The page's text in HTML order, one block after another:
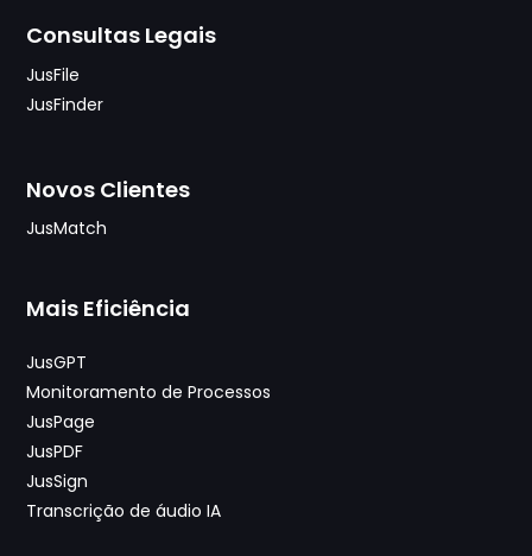
Consultas Legais
JusFile
JusFinder
Novos Clientes
JusMatch
Mais Eficiência
JusGPT
Monitoramento de Processos
JusPage
JusPDF
JusSign
Transcrição de áudio IA